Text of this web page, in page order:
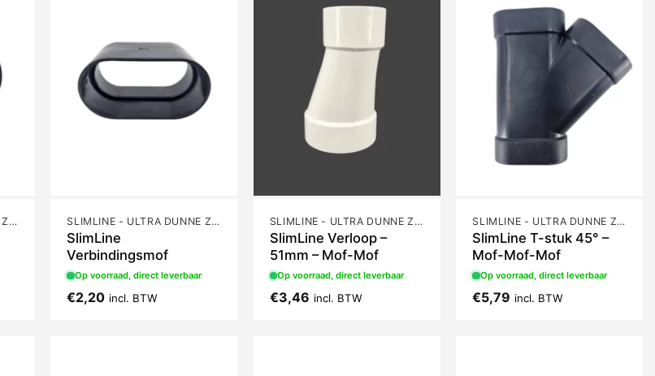
SLIMLINE - ULTRA DUNNE ZUIGBUIS SLIMLINE - ULTRA DUNNE ZUIGBUIS
SlimLine
Verbindingsmof
Op voorraad, direct leverbaar
€2,20 incl. BTW
SLIMLINE - ULTRA DUNNE ZUIGBUIS
SlimLine Verloop –
51mm – Mof-Mof
Op voorraad, direct leverbaar
€3,46 incl. BTW
SLIMLINE - ULTRA DUNNE ZUIGBUIS
SlimLine T-stuk 45° –
Mof-Mof-Mof
Op voorraad, direct leverbaar
€5,79 incl. BTW